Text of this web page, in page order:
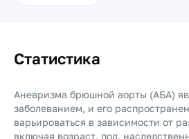
Статистика
Аневризма брюшной аорты (АБА)
заболеванием, и его
варьироваться в зависимости от
включая возраст, пол,